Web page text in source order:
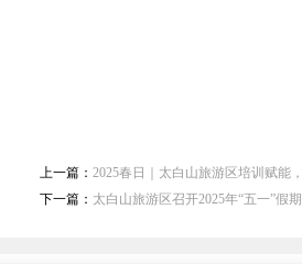
上一篇： 2025春日｜太白山旅游区培训赋能
下一篇： 太白山旅游区召开2025年“五一”假